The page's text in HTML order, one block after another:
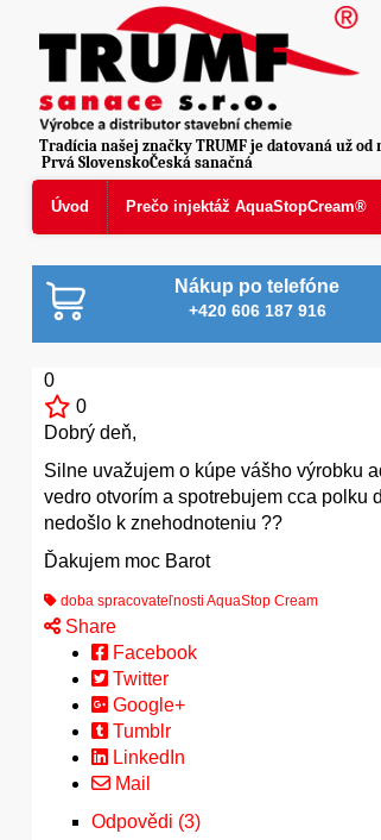
Úvod Prečo injektáž AquaStopCream®
Prvá SlovenskoČeská sanačná
Tradícia našej značky TRUMF je datovaná už od
Nákup po telefóne
+420 606 187 916
0
0
Dobrý deň,
Silne uvažujem o kúpe vášho výrobku
vedro otvorím a spotrebujem cca polku
nedošlo k znehodnoteniu ??
Ďakujem moc Barot
doba spracovateľnosti AquaStop Cream
Share
Facebook
Twitter
Google+
Tumblr
LinkedIn
Mail
Odpovědi (3)